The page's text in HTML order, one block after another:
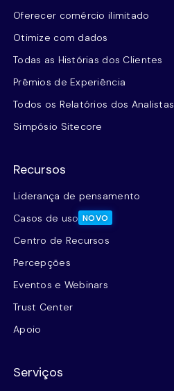
Oferecer comércio ilimitado
Otimize com dados
Todas as Histórias dos Clientes
Prêmios de Experiência
Todos os Relatórios dos Analistas
Simpósio Sitecore
Recursos
Liderança de pensamento
Casos de uso NOVO
Centro de Recursos
Percepções
Eventos e Webinars
Trust Center
Apoio
Serviços